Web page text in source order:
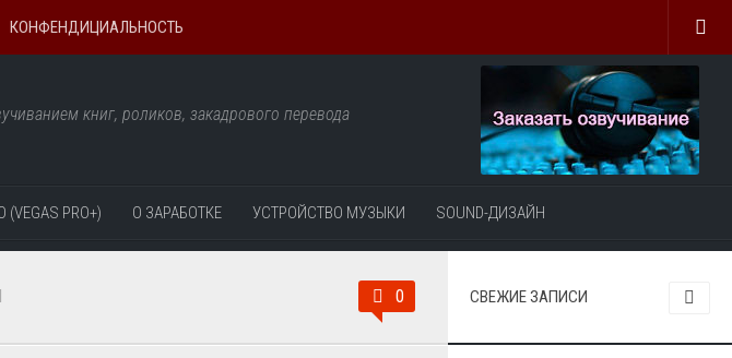
КОНФЕНДИЦИАЛЬНОСТЬ
книг, роликов, закадрового перевода
PRO+) О ЗАРАБОТКЕ УСТРОЙСТВО МУЗЫКИ SOUND-ДИЗАЙН
0 СВЕЖИЕ ЗАПИСИ